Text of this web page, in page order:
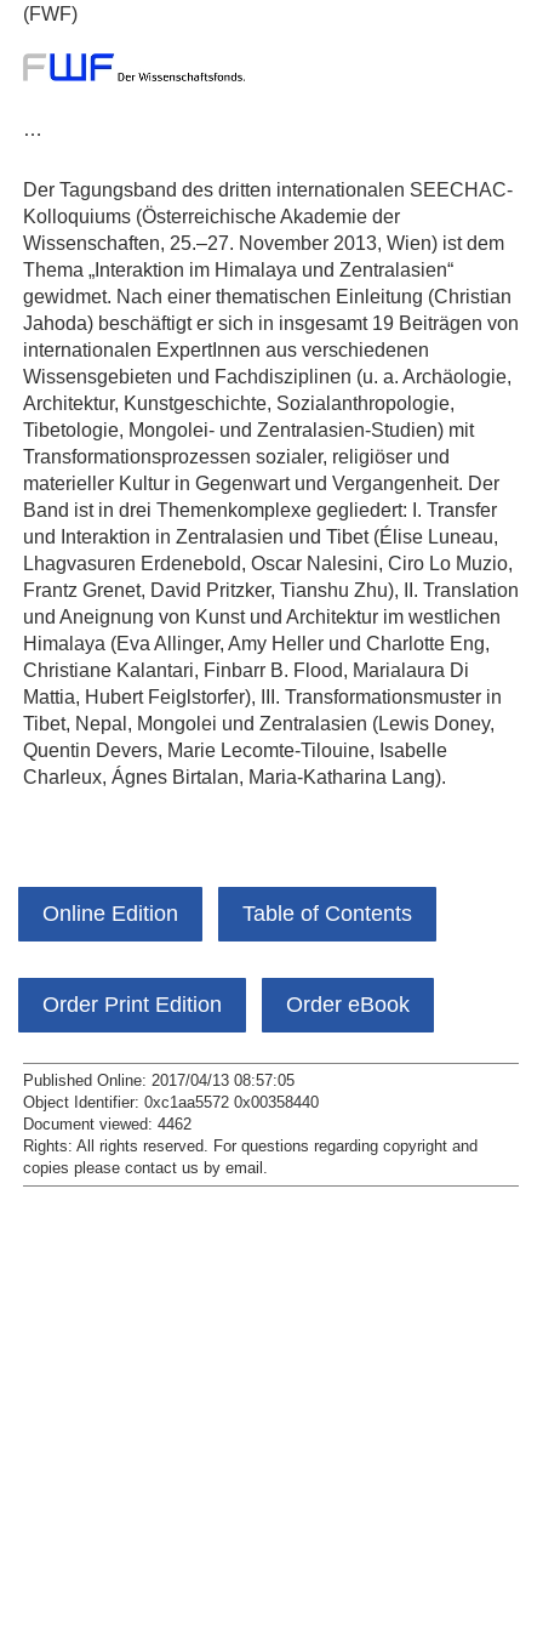
(FWF)
…
Der Tagungsband des dritten internationalen SEECHAC-
Kolloquiums (Österreichische Akademie der
Wissenschaften, 25.–27. November 2013, Wien) ist dem
Thema „Interaktion im Himalaya und Zentralasien“
gewidmet. Nach einer thematischen Einleitung (Christian
Jahoda) beschäftigt er sich in insgesamt 19 Beiträgen von
internationalen ExpertInnen aus verschiedenen
Wissensgebieten und Fachdisziplinen (u. a. Archäologie,
Architektur, Kunstgeschichte, Sozialanthropologie,
Tibetologie, Mongolei- und Zentralasien-Studien) mit
Transformationsprozessen sozialer, religiöser und
materieller Kultur in Gegenwart und Vergangenheit. Der
Band ist in drei Themenkomplexe gegliedert: I. Transfer
und Interaktion in Zentralasien und Tibet (Élise Luneau,
Lhagvasuren Erdenebold, Oscar Nalesini, Ciro Lo Muzio,
Frantz Grenet, David Pritzker, Tianshu Zhu), II. Translation
und Aneignung von Kunst und Architektur im westlichen
Himalaya (Eva Allinger, Amy Heller und Charlotte Eng,
Christiane Kalantari, Finbarr B. Flood, Marialaura Di
Mattia, Hubert Feiglstorfer), III. Transformationsmuster in
Tibet, Nepal, Mongolei und Zentralasien (Lewis Doney,
Quentin Devers, Marie Lecomte-Tilouine, Isabelle
Charleux, Ágnes Birtalan, Maria-Katharina Lang).
Online Edition Table of Contents
Order Print Edition Order eBook
Published Online: 2017/04/13 08:57:05
Object Identifier: 0xc1aa5572 0x00358440
Document viewed: 4462
Rights: All rights reserved. For questions regarding copyright and
copies please contact us by email .